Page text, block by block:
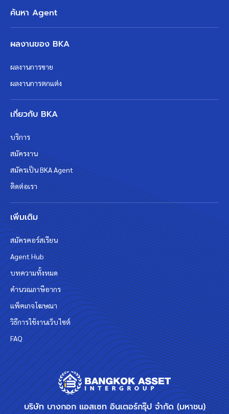
บริษัท บางกอก แอสเซท อินเตอร์กรุ๊ป จำกัด (มหาชน)
ค้นหา Agent
ผลงานของ BKA
ผลงานการขาย
ผลงานการตกแต่ง
เกี่ยวกับ BKA
บริการ
สมัครงาน
สมัครเป็น BKA Agent
ติดต่อเรา
เพิ่มเติม
สมัครคอร์สเรียน
Agent Hub
บทความทั้งหมด
คำนวณภาษีอากร
แพ็คเกจโฆษณา
วิธีการใช้งานเว็บไซต์
FAQ